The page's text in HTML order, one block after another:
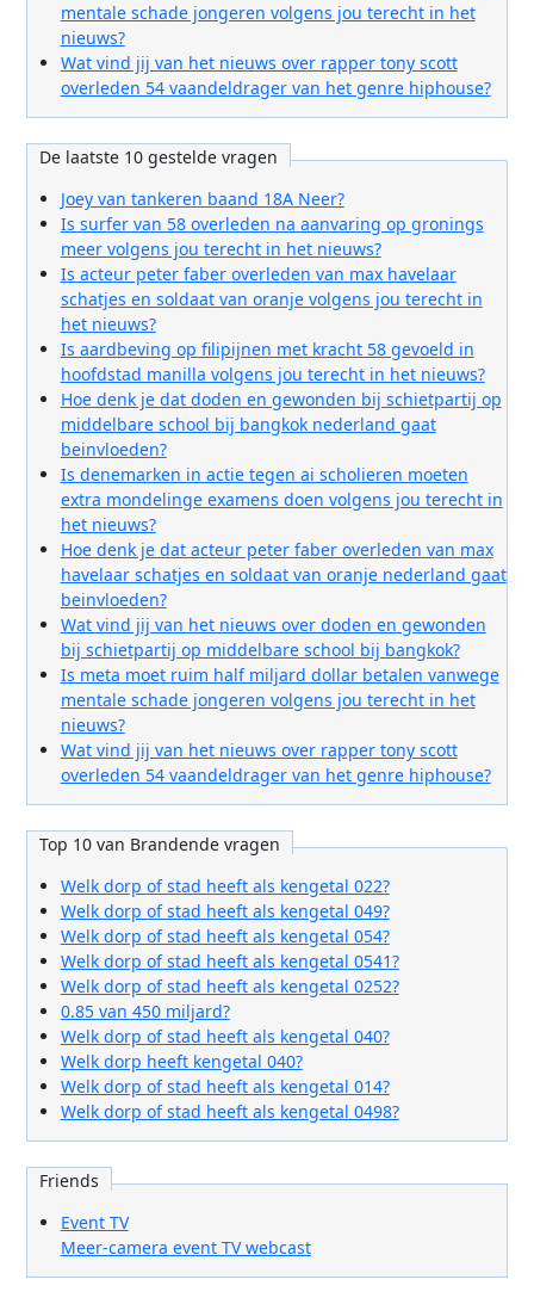
mentale schade jongeren volgens jou terecht in het
nieuws?
Wat vind jij van het nieuws over rapper tony scott
overleden 54 vaandeldrager van het genre hiphouse?
De laatste 10 gestelde vragen
Joey van tankeren baand 18A Neer?
Is surfer van 58 overleden na aanvaring op gronings
meer volgens jou terecht in het nieuws?
Is acteur peter faber overleden van max havelaar
schatjes en soldaat van oranje volgens jou terecht in
het nieuws?
Is aardbeving op filipijnen met kracht 58 gevoeld in
hoofdstad manilla volgens jou terecht in het nieuws?
Hoe denk je dat doden en gewonden bij schietpartij op
middelbare school bij bangkok nederland gaat
beinvloeden?
Is denemarken in actie tegen ai scholieren moeten
extra mondelinge examens doen volgens jou terecht in
het nieuws?
Hoe denk je dat acteur peter faber overleden van max
havelaar schatjes en soldaat van oranje nederland gaat
beinvloeden?
Wat vind jij van het nieuws over doden en gewonden
bij schietpartij op middelbare school bij bangkok?
Is meta moet ruim half miljard dollar betalen vanwege
mentale schade jongeren volgens jou terecht in het
nieuws?
Wat vind jij van het nieuws over rapper tony scott
overleden 54 vaandeldrager van het genre hiphouse?
Top 10 van Brandende vragen
Welk dorp of stad heeft als kengetal 022?
Welk dorp of stad heeft als kengetal 049?
Welk dorp of stad heeft als kengetal 054?
Welk dorp of stad heeft als kengetal 0541?
Welk dorp of stad heeft als kengetal 0252?
0.85 van 450 miljard?
Welk dorp of stad heeft als kengetal 040?
Welk dorp heeft kengetal 040?
Welk dorp of stad heeft als kengetal 014?
Welk dorp of stad heeft als kengetal 0498?
Friends
Event TV
Meer-camera event TV webcast